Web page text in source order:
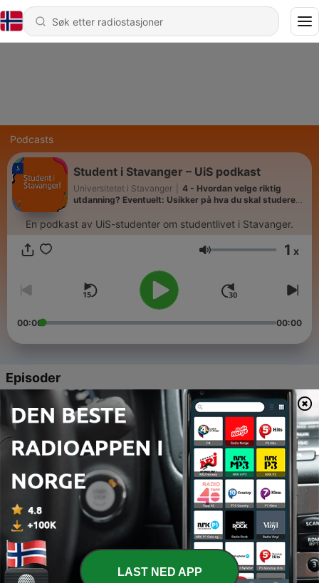
Podcasts
Student i Stavanger – UiS podkast
Universitetet i Stavanger
4 - Hvordan velge riktig
utdanning? Eventuelt: Usikker på hva du skal studere?
En podkast av UiS-studenter om studentlivet i Stavanger.
Volum 1 x
00:00 00:00
Episoder
4 - Hvordan velge riktig utdanning? Eventuelt: Usikker
på hva du skal studere? Her får du gode tips
13 jan. 2023
Studentøkonomi – strekker penga til?
07 des. 2022
2 - Sånn forbereder vi oss til eksamen
23 nov. 2022
1 - Hvordan er det å være student i Stavanger?
10 nov. 2022 LAST NED APP